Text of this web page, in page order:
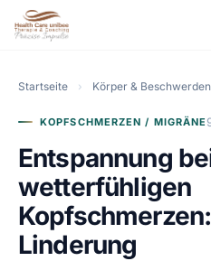
Startseite › Körper & Beschwerden
KOPFSCHMERZEN / MIGRÄNE
Entspannung
wetterfühligen
Linderung